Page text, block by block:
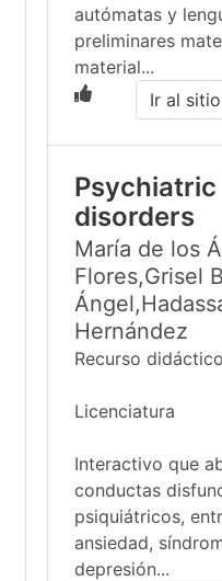
autómatas y
preliminares
material...
Ir al sitio
Psychiatric
disorders
María de los
Flores,Grisel
Hernández
Recurso didáctico
Licenciatura
Interactivo que
conductas
psiquiátricos,
ansiedad,
depresión...